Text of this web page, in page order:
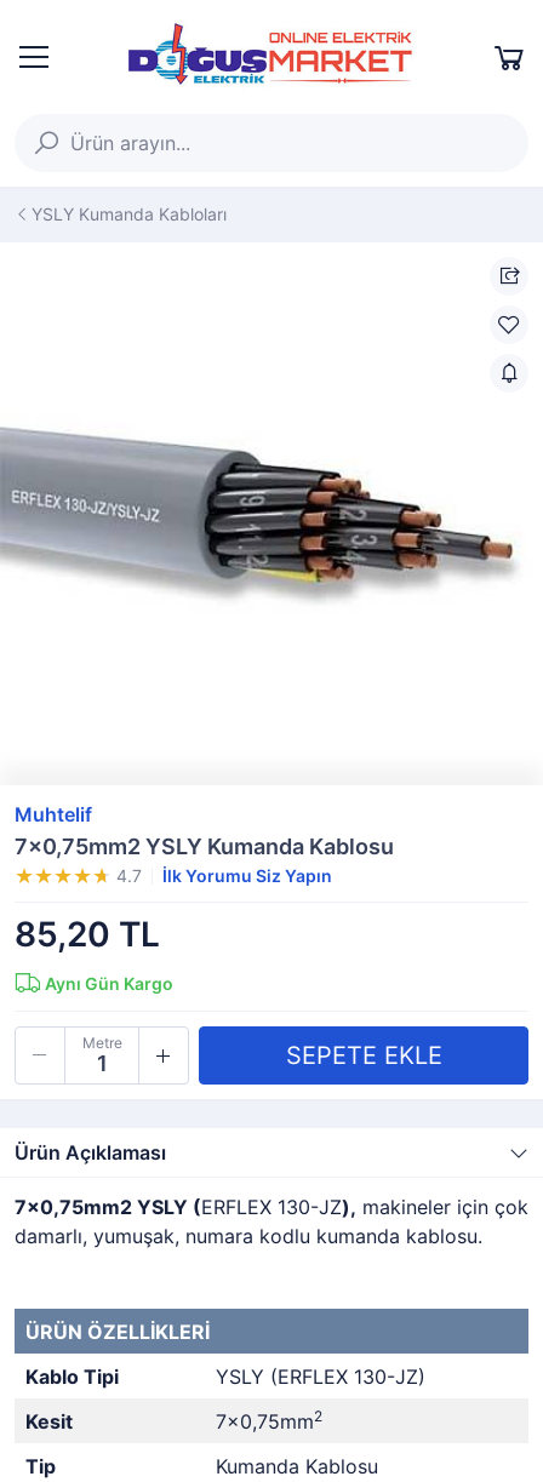
YSLY Kumanda Kabloları
Muhtelif
7x0,75mm2 YSLY Kumanda Kablosu
4.7 İlk Yorumu Siz Yapın
85,20 TL
Aynı Gün Kargo
Metre
Ürün Açıklaması
7x0,75mm2 YSLY (ERFLEX 130-JZ), makineler için çok
damarlı, yumuşak, numara kodlu kumanda kablosu.
ÜRÜN ÖZELLİKLERİ
Kablo Tipi
YSLY (ERFLEX 130-JZ)
Kesit
7x0,75mm2
Tip
Kumanda Kablosu